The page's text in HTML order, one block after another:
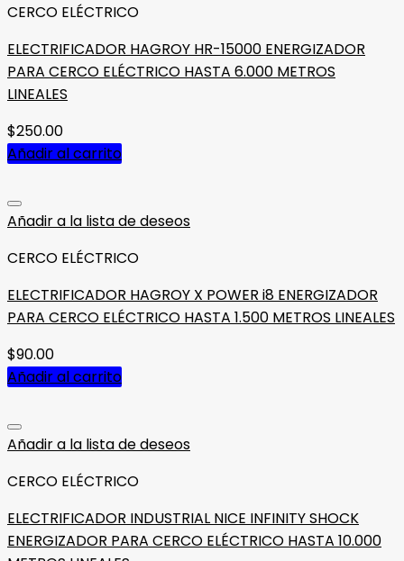
CERCO ELÉCTRICO
ELECTRIFICADOR HAGROY HR-15000 ENERGIZADOR
PARA CERCO ELÉCTRICO HASTA 6.000 METROS
LINEALES
$250.00
Añadir al carrito
Añadir a la lista de deseos
CERCO ELÉCTRICO
ELECTRIFICADOR HAGROY X POWER i8 ENERGIZADOR
PARA CERCO ELÉCTRICO HASTA 1.500 METROS LINEALES
$90.00
Añadir al carrito
Añadir a la lista de deseos
CERCO ELÉCTRICO
ELECTRIFICADOR INDUSTRIAL NICE INFINITY SHOCK
ENERGIZADOR PARA CERCO ELÉCTRICO HASTA 10.000